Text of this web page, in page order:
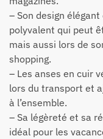
– Son design
polyvalent qui peut
mais aussi lors de
shopping.
– Les anses en cuir
lors du transport et
à l’ensemble.
– Sa légèreté et sa
idéal pour les